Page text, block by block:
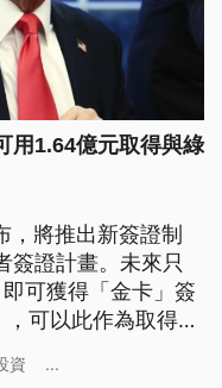
用1.64億元取得與綠
將推出新簽證制
簽證計畫。未來只
可獲得「金卡」簽
可以此作為取得美
布。
資 ...